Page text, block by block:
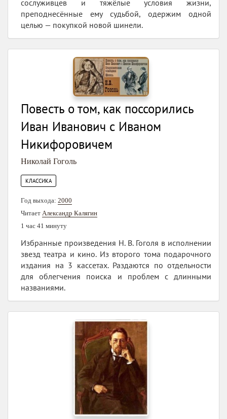
сослуживцев и тяжёлые условия жизни,
преподнесённые ему судьбой, одержим одной
целью — покупкой новой шинели.
Повесть о том, как поссорились
Иван Иванович с Иваном
Никифоровичем
Николай Гоголь
КЛАССИКА
Год выхода: 2000
Читает Александр Калягин
1 час 41 минуту
Избранные произведения Н. В. Гоголя в исполнении
звезд театра и кино. Из второго тома подарочного
издания на 3 кассетах. Раздаются по отдельности
для облегчения поиска и проблем с длинными
названиями.